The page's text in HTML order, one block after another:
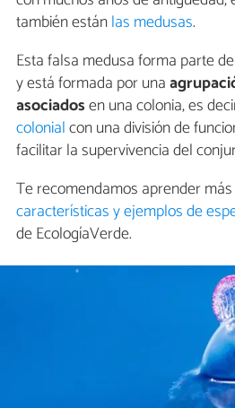
también estánlas medusas.
Esta falsa medusa forma parte
y está formada por una
asociadosen una colonia, es
colonialcon una división de
facilitar la supervivencia del
Te recomendamos aprender
características y ejemplos de
de EcologíaVerde.